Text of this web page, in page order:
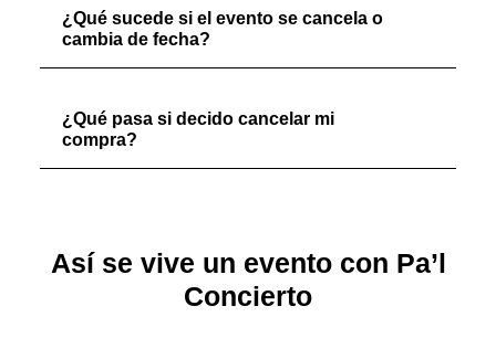
¿Qué sucede si el evento se cancela o
cambia de fecha?
¿Qué pasa si decido cancelar mi
compra?
Así se vive un evento con Pa’l
Concierto